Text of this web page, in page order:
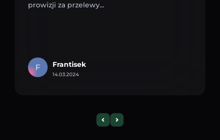
prowizji za przelewy...
F Frantisek
14.03.2024